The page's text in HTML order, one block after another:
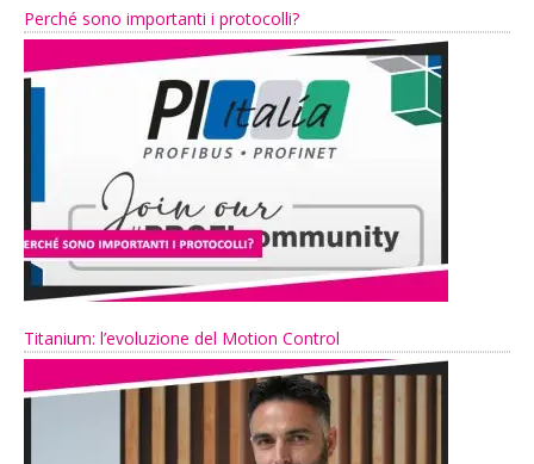
Perché sono importanti i protocolli?
Titanium: l’evoluzione del Motion Control